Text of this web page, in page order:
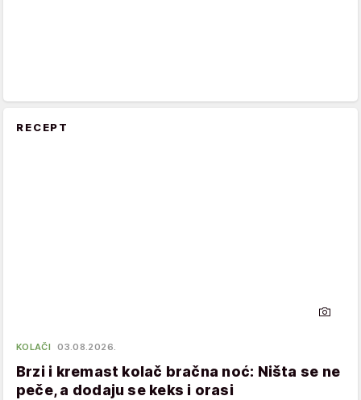
RECEPT
KOLAČI 03.08.2026.
Brzi i kremast kolač bračna noć: Ništa se ne
peče, a dodaju se keks i orasi